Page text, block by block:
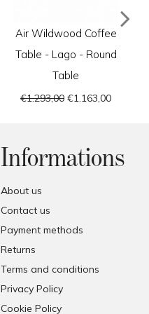
Air Wildwood Coffee
Table - Lago - Round
Table
€1.293,00 €1.163,00
Informations
About us
Contact us
Payment methods
Returns
Terms and conditions
Privacy Policy
Cookie Policy